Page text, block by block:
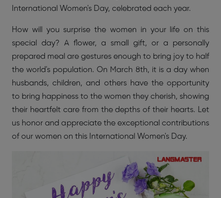
International Women's Day, celebrated each year.
How will you surprise the women in your life on this
special day? A flower, a small gift, or a personally
prepared meal are gestures enough to bring joy to half
the world's population. On March 8th, it is a day when
husbands, children, and others have the opportunity
to bring happiness to the women they cherish, showing
their heartfelt care from the depths of their hearts. Let
us honor and appreciate the exceptional contributions
of our women on this International Women's Day.